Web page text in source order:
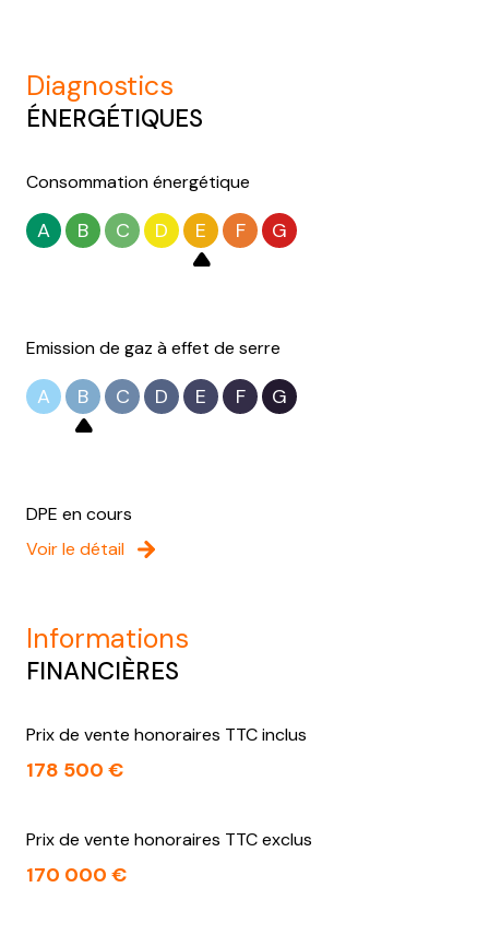
diagnostics
ÉNERGÉTIQUES
Consommation énergétique
A B C D E F G
Emission de gaz à effet de serre
A B C D E F G
DPE en cours
Voir le détail
informations
FINANCIÈRES
Prix de vente honoraires TTC inclus
178 500 €
Prix de vente honoraires TTC exclus
170 000 €